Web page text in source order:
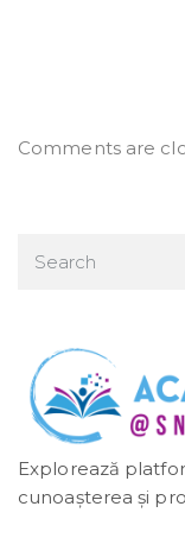
Comments are
Explorează
cunoașterea și